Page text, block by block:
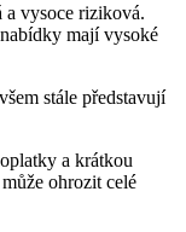
a vysoce riziková.
mají vysoké
stále představují
a krátkou
ohrozit celé